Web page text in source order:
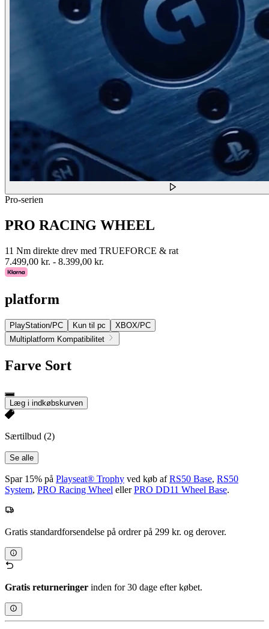
Pro-serien
PRO RACING WHEEL
11 Nm direkte drev med TRUEFORCE & rat
7.499,00 kr. - 8.399,00 kr.
platform
PlayStation/PC Kun til pc
XBOX/PC
Multiplatform Kompatibilitet
Farve Sort
Læg i indkøbskurven
Særtilbud (2)
Se alle
Spar 15% på Playseat® Trophy ved køb afRS50 Base, RS50
System, PRO Racing Wheel ellerPRO DD11 Wheel Base.
Gratis standardforsendelse på ordrer på 299 kr. og derover.
Gratis returneringer inden for 30 dage efter købet.